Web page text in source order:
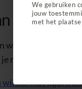
We gebruiken
jouw
met het
ik een
winkel met een
nodig hebt.
winkel met